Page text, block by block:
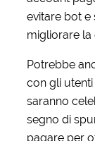
evitare bot
migliorare la
Potrebbe
con gli utenti
saranno
segno di
pagare per